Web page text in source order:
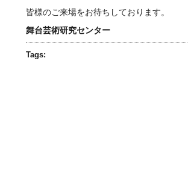
皆様のご来場をお待ちしております。
舞台芸術研究センター
Tags: